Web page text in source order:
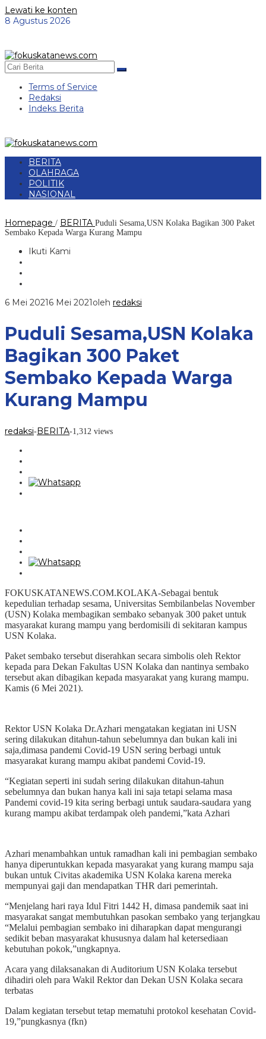
Lewati ke konten
8 Agustus 2026
Terms of Service
Redaksi
Indeks Berita
BERITA
OLAHRAGA
POLITIK
NASIONAL
Homepage / BERITA Puduli Sesama,USN Kolaka Bagikan 300 Paket
Sembako Kepada Warga Kurang Mampu
Ikuti Kami
6 Mei 20216 Mei 2021oleh redaksi
Puduli Sesama,USN Kolaka
Bagikan 300 Paket
Sembako Kepada Warga
Kurang Mampu
redaksi-BERITA-1,312 views
FOKUSKATANEWS.COM.KOLAKA-Sebagai bentuk
kepedulian terhadap sesama, Universitas Sembilanbelas November
(USN) Kolaka membagikan sembako sebanyak 300 paket untuk
masyarakat kurang mampu yang berdomisili di sekitaran kampus
USN Kolaka.
Paket sembako tersebut diserahkan secara simbolis oleh Rektor
kepada para Dekan Fakultas USN Kolaka dan nantinya sembako
tersebut akan dibagikan kepada masyarakat yang kurang mampu.
Kamis (6 Mei 2021).
Rektor USN Kolaka Dr.Azhari mengatakan kegiatan ini USN
sering dilakukan ditahun-tahun sebelumnya dan bukan kali ini
saja,dimasa pandemi Covid-19 USN sering berbagi untuk
masyarakat kurang mampu akibat pandemi Covid-19.
“Kegiatan seperti ini sudah sering dilakukan ditahun-tahun
sebelumnya dan bukan hanya kali ini saja tetapi selama masa
Pandemi covid-19 kita sering berbagi untuk saudara-saudara yang
kurang mampu akibat terdampak oleh pandemi,”kata Azhari
Azhari menambahkan untuk ramadhan kali ini pembagian sembako
hanya diperuntukkan kepada masyarakat yang kurang mampu saja
bukan untuk Civitas akademika USN Kolaka karena mereka
mempunyai gaji dan mendapatkan THR dari pemerintah.
“Menjelang hari raya Idul Fitri 1442 H, dimasa pandemik saat ini
masyarakat sangat membutuhkan pasokan sembako yang terjangkau
“Melalui pembagian sembako ini diharapkan dapat mengurangi
sedikit beban masyarakat khususnya dalam hal ketersediaan
kebutuhan pokok,”ungkapnya.
Acara yang dilaksanakan di Auditorium USN Kolaka tersebut
dihadiri oleh para Wakil Rektor dan Dekan USN Kolaka secara
terbatas
Dalam kegiatan tersebut tetap mematuhi protokol kesehatan Covid-
19,”pungkasnya (fkn)